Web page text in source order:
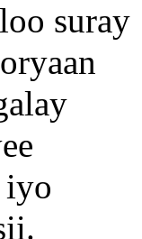
suray
iyo